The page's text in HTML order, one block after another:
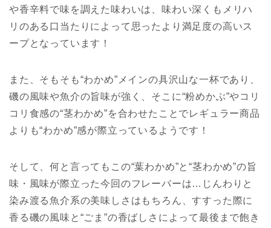
や香辛料で味を調えた味わいは、味わい深くもメリハ
リのある口当たりによって思ったより満足度の高いス
ープとなっています！
また、そもそも“わかめ”メインの具沢山な一杯であり、
磯の風味や魚介の旨味が強く、そこに“粉めかぶ”やコリ
コリ食感の“茎わかめ”を合わせたことでレギュラー商品
よりも“わかめ”感が際立っているようです！
そして、何と言ってもこの“葉わかめ”と“茎わかめ”の旨
味・風味が際立った今回のフレーバーは…じんわりと
染み渡る魚介系の美味しさはもちろん、すすった際に
香る磯の風味と“ごま”の香ばしさによって最後まで飽き